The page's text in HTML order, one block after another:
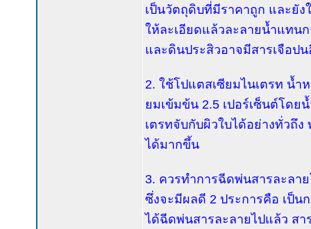
เป็นวัตถุดิบที่มีราคาถูก และยัง
ให้ละเอียดแล้วละลายน้ำแทน
และดินประสิวอาจมีสารเจือป
2. ใช้โปแตสเซียมไนเตรท น้ำ
ยมเข้มข้น 2.5 เปอร์เซ็นต์โดย
เตรทจับกับผิวใบได้อย่างทั่วถึ
ได้มากขึ้น
3. ควรทำการฉีดพ่นสารละลา
ซึ่งจะมีผลดี 2 ประการคือ เป็น
ได้ฉีดพ่นสารละลายไปแล้ว สา